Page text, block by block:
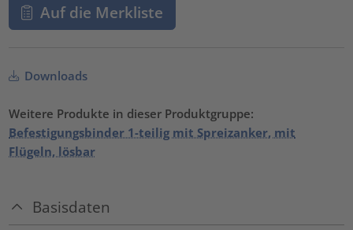
Auf die Merkliste
Downloads
Weitere Produkte in dieser Produktgruppe:
Befestigungsbinder 1-teilig mit Spreizanker, mit
Flügeln, lösbar
Basisdaten